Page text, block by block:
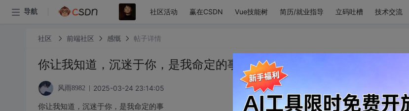
导航 社区活动 赢在CSDN Vue技能树 简历/就业指导 立码吐槽 技术交流
社区 前端社区 感慨 帖子详情
你让我知道，沉迷于你，是我命定的事
风雨8982 2025-03-24 23:14:05
你让我知道，沉迷于你，是我命定的事